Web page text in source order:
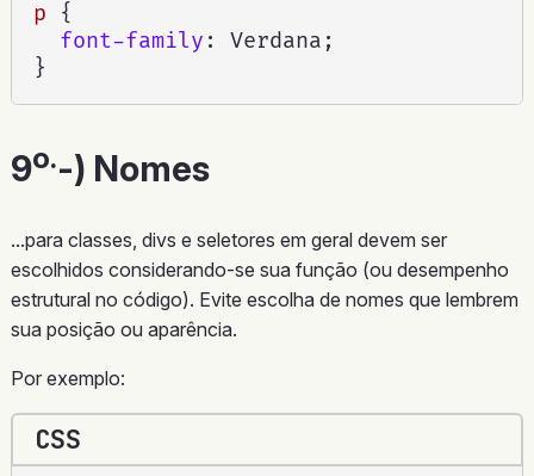
p
{
font-family : Verdana ;
}
9o.-) Nomes
...para classes, divs e seletores em geral devem ser
escolhidos considerando-se sua função (ou desempenho
estrutural no código). Evite escolha de nomes que lembrem
sua posição ou aparência.
Por exemplo:
CSS